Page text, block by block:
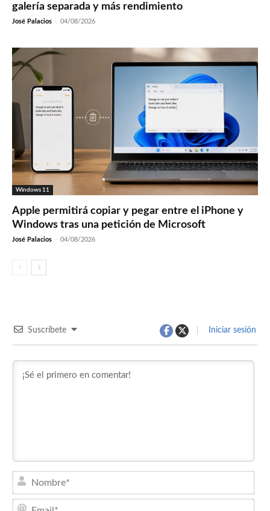
galería separada y más rendimiento
José Palacios - 04/08/2026
Windows 11
Apple permitirá copiar y pegar entre el iPhone y
Windows tras una petición de Microsoft
José Palacios - 04/08/2026
Suscríbete Iniciar sesión